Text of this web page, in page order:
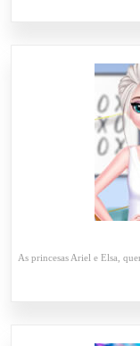
As princesas Ariel e Elsa,